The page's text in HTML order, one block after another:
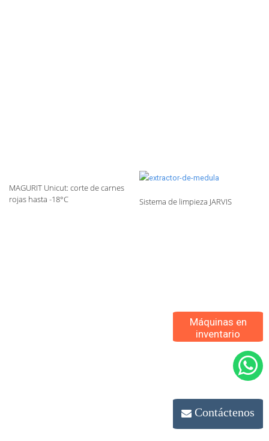
Contáctenos
Máquinas en
inventario
MAGURIT Unicut: corte de carnes
rojas hasta -18°C
Sistema de limpieza JARVIS